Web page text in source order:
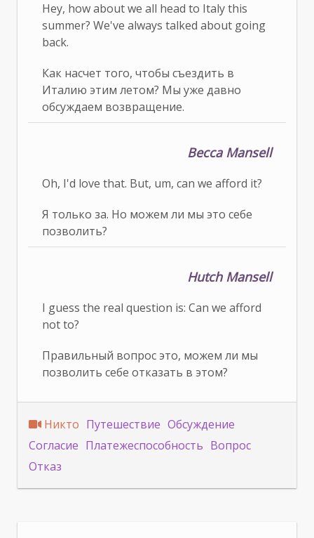
Hey, how about we all head to Italy this
summer? We've always talked about going
back.
Как насчет того, чтобы съездить в
Италию этим летом? Мы уже давно
обсуждаем возвращение.
Becca Mansell
Oh, I'd love that. But, um, can we afford it?
Я только за. Но можем ли мы это себе
позволить?
Hutch Mansell
I guess the real question is: Can we afford
not to?
Правильный вопрос это, можем ли мы
позволить себе отказать в этом?
Никто Путешествие Обсуждение
Согласие Платежеспособность Вопрос
Отказ